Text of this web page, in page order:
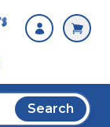
Search